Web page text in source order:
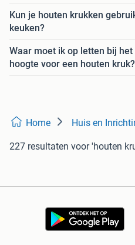
Kun je houten krukken
keuken?
Waar moet ik op letten bij
hoogte voor een houten kruk?
Home Huis en
227 resultaten voor 'houten